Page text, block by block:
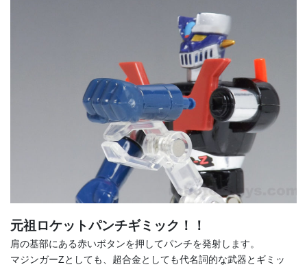
元祖ロケットパンチギミック！！
肩の基部にある赤いボタンを押してパンチを発射します。
マジンガーZとしても、超合金としても代名詞的な武器とギミッ